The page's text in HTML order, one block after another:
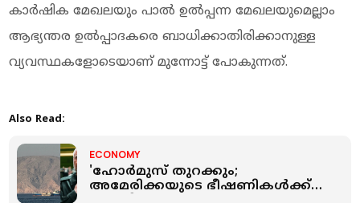
കാർഷിക മേഖലയും പാൽ ഉൽപ്പന്ന മേഖലയുമെല്ലാം
ആഭ്യന്തര ഉൽപ്പാദകരെ ബാധിക്കാതിരിക്കാനുള്ള
വ്യവസ്ഥകളോടെയാണ് മുന്നോട്ട് പോകുന്നത്.
Also Read:
ECONOMY
'ഹോർമുസ് തുറക്കും;
അമേരിക്കയുടെ ഭീഷണികൾക്ക്